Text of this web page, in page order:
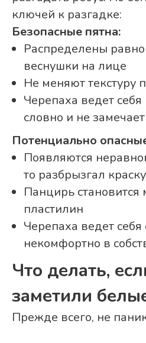
ключей к разгадке:
Безопасные пятна:
Распределены
веснушки на лице
Не меняют текстуру
Черепаха ведет
словно и не
Потенциально
Появляются
то разбрызгал краску
Панцирь становится
пластилин
Черепаха ведет
некомфортно в
Что делать,
заметили
Прежде всего, не